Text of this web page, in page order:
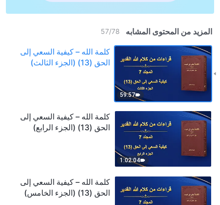
المزيد من المحتوى المشابه 57/78
59:57
كلمة الله – كيفية السعي إلى
الحق (13) (الجزء الثالث)
1:02:04
كلمة الله – كيفية السعي إلى
الحق (13) (الجزء الرابع)
كلمة الله – كيفية السعي إلى
الحق (13) (الجزء الخامس)